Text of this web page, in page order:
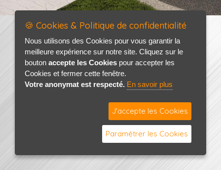
🍪 Cookies & Politique de confidentialité
Nous utilisons des Cookies pour vous garantir la
meilleure expérience sur notre site. Cliquez sur le
bouton accepte les Cookies pour accepter les
Cookies et fermer cette fenêtre.
Votre anonymat est respecté. En savoir plus
J'accepte les Cookies
Paramétrer les Cookies